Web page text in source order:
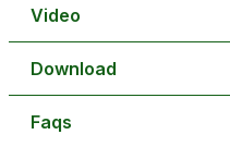
Video
Download
Faqs